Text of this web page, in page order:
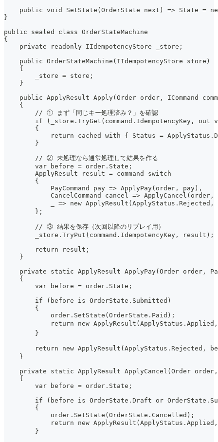
public void SetState(OrderState next) => State =
}
public sealed class OrderStateMachine
{
    private readonly IIdempotencyStore _store;
    public OrderStateMachine(IIdempotencyStore store)
    {
        _store = store;
    }
public ApplyResult Apply(Order order, ICommand
    {
        // ① まず「同じキー処理済み？」を確認
if (_store.TryGet(command.IdempotencyKey, out
        {
return cached with { Status =
        }
        // ② 未処理なら通常処理して結果を作る
        var before = order.State;
        ApplyResult result = command switch
        {
            PayCommand pay => ApplyPay(order, pay),
CancelCommand cancel => ApplyCancel(order,
_ => new ApplyResult(ApplyStatus.Rejected,
        };
        // ③ 結果を保存（次回以降のリプレイ用）
        _store.TryPut(command.IdempotencyKey, result);
        return result;
    }
private static ApplyResult ApplyPay(Order order,
    {
        var before = order.State;
        if (before is OrderState.Submitted)
        {
            order.SetState(OrderState.Paid);
return new
        }
return new ApplyResult(ApplyStatus.Rejected,
    }
private static ApplyResult ApplyCancel(Order
    {
        var before = order.State;
if (before is OrderState.Draft or
        {
            order.SetState(OrderState.Cancelled);
return new ApplyResult(ApplyStatus.Applied,
        }